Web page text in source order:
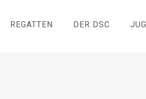
REGATTEN DER DSC